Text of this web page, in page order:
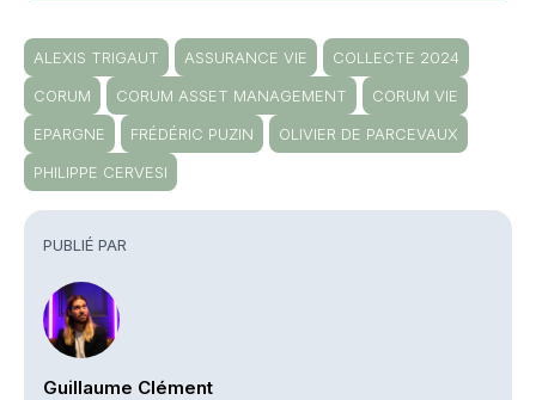
PUBLIÉ PAR
Guillaume Clément
ALEXIS TRIGAUT ASSURANCE VIE
COLLECTE 2024
CORUM
CORUM ASSET MANAGEMENT
CORUM VIE
EPARGNE
FRÉDÉRIC PUZIN
OLIVIER DE PARCEVAUX
PHILIPPE CERVESI